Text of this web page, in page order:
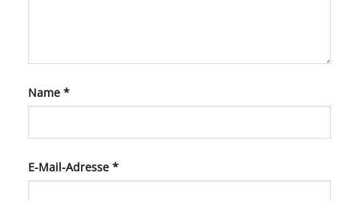
Name *
E-Mail-Adresse *